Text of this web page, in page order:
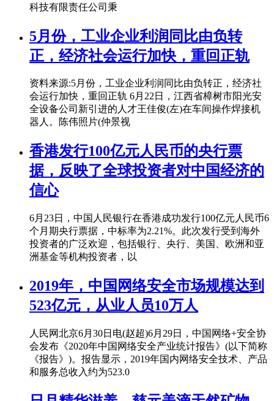
科技有限责任公司秉
5月份，工业企业利润同比由负转
正，经济社会运行加快，重回正轨
资料来源:5月份，工业企业利润同比由负转正，经济社
会运行加快，重回正轨 6月22日，江西省樟树市阳光安
全设备公司新引进的人才王佳俊(左)在车间操作焊接机
器人。陈伟照片(仲景视
香港发行100亿元人民币的央行票
据，反映了全球投资者对中国经济的
信心
6月23日，中国人民银行在香港成功发行100亿元人民币6
个月期央行票据，中标率为2.21%。此次发行受到海外
投资者的广泛欢迎，包括银行、央行、美国、欧洲和亚
洲基金等机构投资者，以
2019年，中国网络安全市场规模达到
523亿元，从业人员10万人
人民网北京6月30日电(赵超)6月29日，中国网络+安全协
会发布《2020年中国网络安全产业统计报告》(以下简称
《报告》)。报告显示，2019年国内网络安全技术、产品
和服务总收入约为523.0